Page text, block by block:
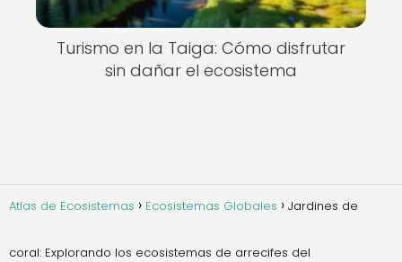
Turismo en la Taiga: Cómo disfrutar
sin dañar el ecosistema
Atlas de Ecosistemas Ecosistemas Globales Jardines de
coral: Explorando los ecosistemas de arrecifes del